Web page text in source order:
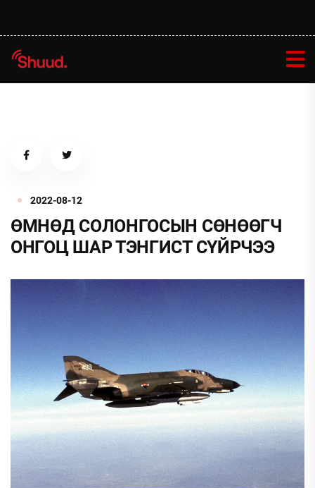
2022-08-12
ӨМНӨД СОЛОНГОСЫН СӨНӨӨГЧ
ОНГОЦ ШАР ТЭНГИСТ СҮЙРЧЭЭ